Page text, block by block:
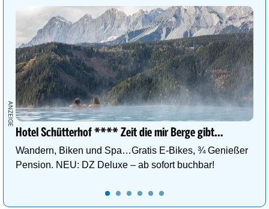
Hotel Schütterhof **** Zeit die mir Berge gibt…
Wandern, Biken und Spa…Gratis E-Bikes, ¾ Genießer
Pension. NEU: DZ Deluxe – ab sofort buchbar!